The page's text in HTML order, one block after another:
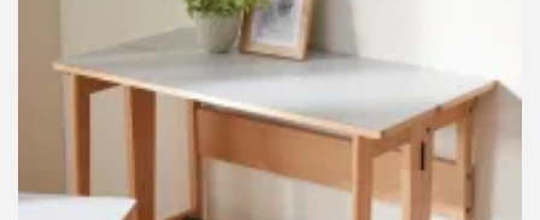
ブランディング
マーケティング
ライフスタイル